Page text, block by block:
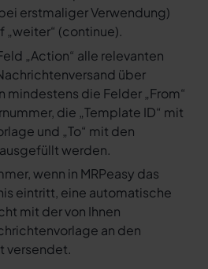
erstmaliger Verwendung)
„weiter“ (continue).
„Action“ alle relevanten
über
mindestens die Felder „From“
die „Template ID“ mit
und „To“ mit den
werden.
wenn in MRPeasy das
eintritt, eine automatische
mit der von Ihnen
an den
versendet.